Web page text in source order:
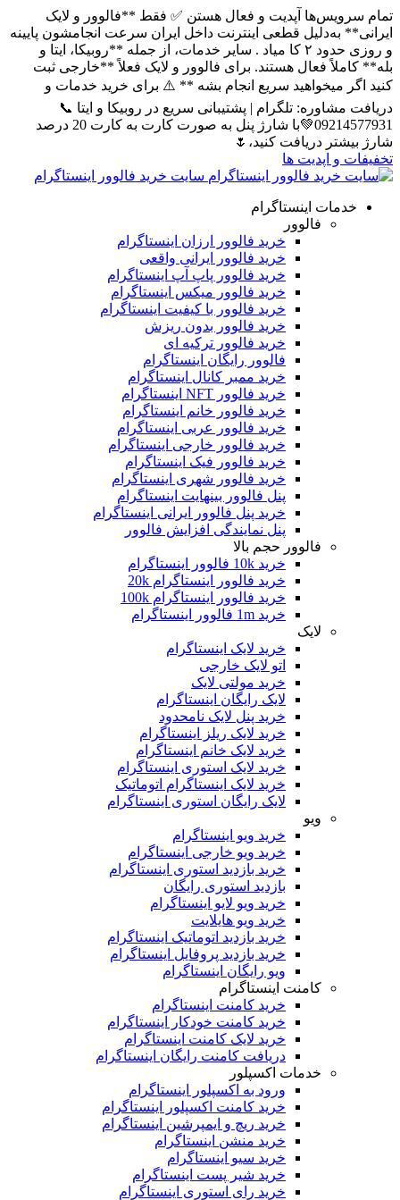
تمام سرویس‌ها آپدیت و فعال هستن ✅ فقط **فالوور و لایک
ایرانی** به‌دلیل قطعی اینترنت داخل ایران سرعت انجامشون پایینه
و روزی حدود ۲ کا میاد . سایر خدمات، از جمله **روبیکا، ایتا و
بله** کاملاً فعال هستند. برای فالوور و لایک فعلاً **خارجی ثبت
کنید اگر میخواهید سریع انجام بشه ** ⚠️ برای خرید خدمات و
دریافت مشاوره: تلگرام | پشتیبانی سریع در روبیکا و ایتا 📞
09214577931💚با شارژ پنل به صورت کارت به کارت 20 درصد
شارژ بیشتر دریافت کنید،🌷
تخفیفات و اپدیت ها
سایت خرید فالوور اینستاگرام
خدمات اینستاگرام
فالوور
خرید فالوور ارزان اینستاگرام
خرید فالوور ایرانی واقعی
خرید فالوور پاپ آپ اینستاگرام
خرید فالوور میکس اینستاگرام
خرید فالوور با کیفیت اینستاگرام
خرید فالوور بدون ریزش
خرید فالوور ترکیه ای
فالوور رایگان اینستاگرام
خرید ممبر کانال اینستاگرام
خرید فالوور NFT اینستاگرام
خرید فالوور خانم اینستاگرام
خرید فالوور عربی اینستاگرام
خرید فالوور خارجی اینستاگرام
خرید فالوور فیک اینستاگرام
خرید فالوور شهری اینستاگرام
پنل فالوور بینهایت اینستاگرام
خرید پنل فالوور ایرانی اینستاگرام
پنل نمایندگی افزایش فالوور
فالوور حجم بالا
خرید 10k فالوور اینستاگرام
خرید فالوور اینستاگرام 20k
خرید فالوور اینستاگرام 100k
خرید 1m فالوور اینستاگرام
لایک
خرید لایک اینستاگرام
اتو لایک خارجی
خرید مولتی لایک
لایک رایگان اینستاگرام
خرید پنل لایک نامحدود
خرید لایک ریلز اینستاگرام
خرید لایک خانم اینستاگرام
خرید لایک استوری اینستاگرام
خرید لایک اینستاگرام اتوماتیک
لایک رایگان استوری اینستاگرام
ویو
خرید ویو اینستاگرام
خرید ویو خارجی اینستاگرام
خرید بازدید استوری اینستاگرام
بازدید استوری رایگان
خرید ویو لایو اینستاگرام
خرید ویو هایلایت
خرید بازدید اتوماتیک اینستاگرام
خرید بازدید پروفایل اینستاگرام
ویو رایگان اینستاگرام
کامنت اینستاگرام
خرید کامنت اینستاگرام
خرید کامنت خودکار اینستاگرام
خرید لایک کامنت اینستاگرام
دریافت کامنت رایگان اینستاگرام
خدمات اکسپلور
ورود به اکسپلور اینستاگرام
خرید کامنت اکسپلور اینستاگرام
خرید ریچ و ایمپرشین اینستاگرام
خرید منشن اینستاگرام
خرید سیو اینستاگرام
خرید شیر پست اینستاگرام
خرید رای استوری اینستاگرام